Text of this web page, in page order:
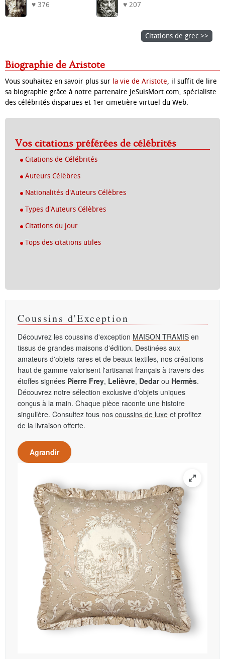
♥ 376
♥ 207
Citations de grec >>
Biographie de Aristote
Vous souhaitez en savoir plus sur la vie de Aristote, il suffit de lire
sa biographie grâce à notre partenaire JeSuisMort.com, spécialiste
des célébrités disparues et 1er cimetière virtuel du Web.
Vos citations préférées de célébrités
Citations de Célébrités
Auteurs Célèbres
Nationalités d'Auteurs Célèbres
Types d'Auteurs Célèbres
Citations du jour
Tops des citations utiles
Coussins d'Exception
Découvrez les coussins d'exception MAISON TRAMIS en
tissus de grandes maisons d'édition. Destinées aux
amateurs d'objets rares et de beaux textiles, nos créations
haut de gamme valorisent l'artisanat français à travers des
étoffes signées Pierre Frey, Lelièvre, Dedarou Hermès.
Découvrez notre sélection exclusive d'objets uniques
conçus à la main. Chaque pièce raconte une histoire
singulière. Consultez tous nos coussins de luxe et profitez
de la livraison offerte.
Agrandir